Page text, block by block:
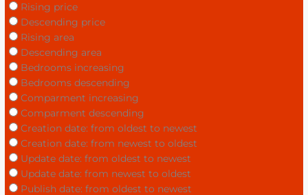
Rising price
Descending price
Rising area
Descending area
Bedrooms increasing
Bedrooms descending
Comparment increasing
Comparment descending
Creation date: from oldest to newest
Creation date: from newest to oldest
Update date: from oldest to newest
Update date: from newest to oldest
Publish date: from oldest to newest